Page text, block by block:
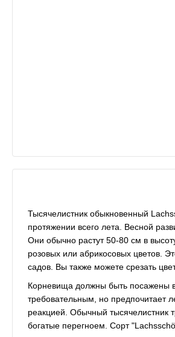
Тысячелистник обыкновенный
протяжении всего лета. Весной
Они обычно растут 50-80 см в
розовых или абрикосовых цветов.
садов. Вы также можете срезать
Корневища должны быть посажены
требовательным, но предпочитает
реакцией. Обычный тысячелистник
богатые перегноем. Сорт